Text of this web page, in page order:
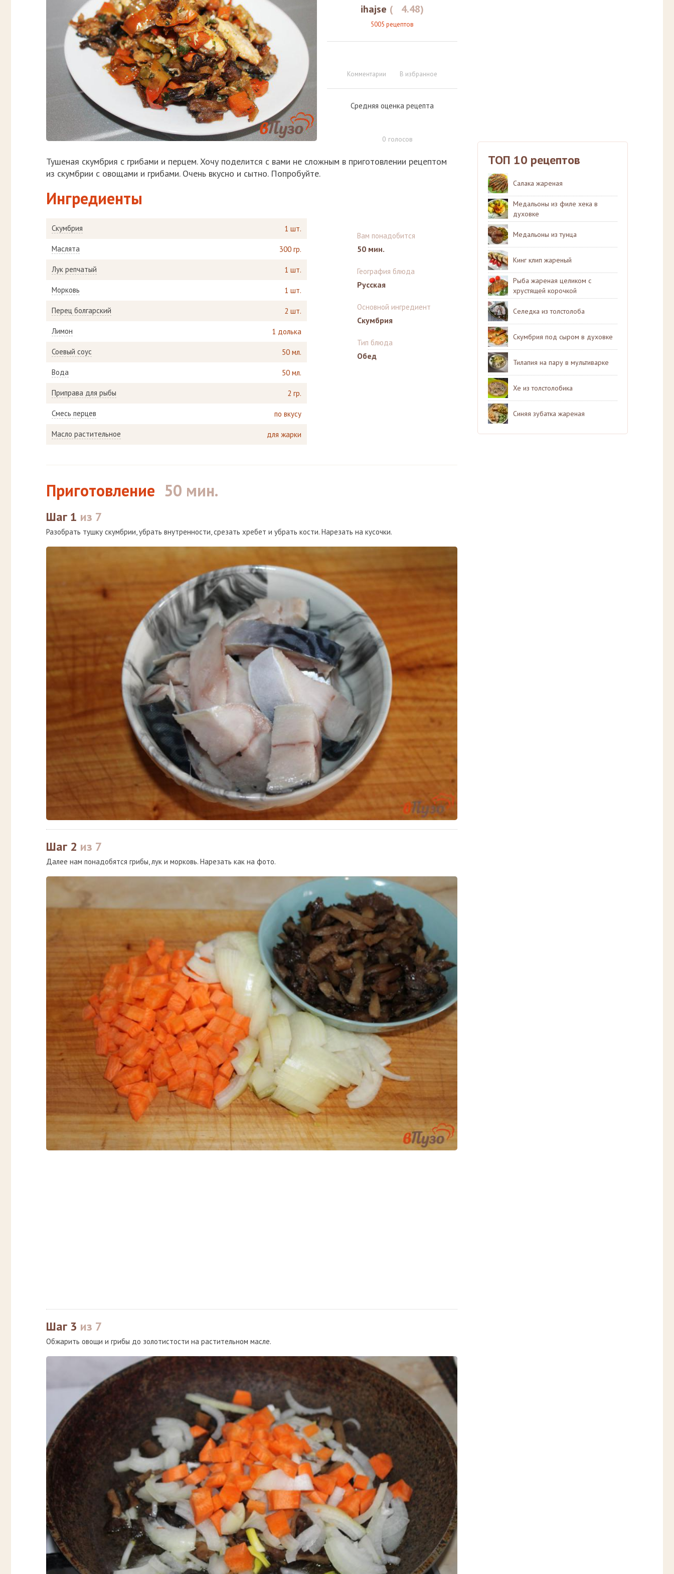
ihajse ( 4.48)
5005 рецептов
Комментарии В избранное
Средняя оценка рецепта
0 голосов
Тушеная скумбрия с грибами и перцем. Хочу поделится с вами не сложным в приготовлении рецептом
из скумбрии с овощами и грибами. Очень вкусно и сытно. Попробуйте.
Ингредиенты
Скумбрия 1 шт.
Маслята 300 гр.
Лук репчатый 1 шт.
Морковь 1 шт.
Перец болгарский 2 шт.
Лимон 1 долька
Соевый соус 50 мл.
Вода 50 мл.
Приправа для рыбы 2 гр.
Смесь перцев по вкусу
Масло растительное для жарки
Вам понадобится
50 мин.
География блюда
Русская
Основной ингредиент
Скумбрия
Тип блюда
Обед
Приготовление 50 мин.
Шаг 1 из 7
Разобрать тушку скумбрии, убрать внутренности, срезать хребет и убрать кости. Нарезать на кусочки.
Шаг 2 из 7
Далее нам понадобятся грибы, лук и морковь. Нарезать как на фото.
Шаг 3 из 7
Обжарить овощи и грибы до золотистости на растительном масле.
ТОП 10 рецептов
Салака жареная
Медальоны из филе хека в
духовке
Медальоны из тунца
Кинг клип жареный
Рыба жареная целиком с
хрустящей корочкой
Селедка из толстолоба
Скумбрия под сыром в духовке
Тилапия на пару в мультиварке
Хе из толстолобика
Синяя зубатка жареная